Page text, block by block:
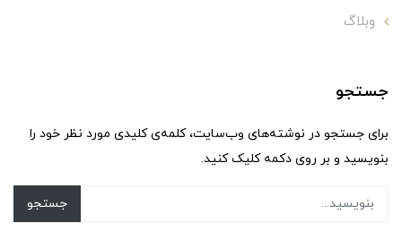
وبلاگ
جستجو
برای جستجو در نوشته‌های وب‌سایت، کلمه‌ی کلیدی مورد نظر خود را
بنویسید و بر روی دکمه کلیک کنید.
جستجو